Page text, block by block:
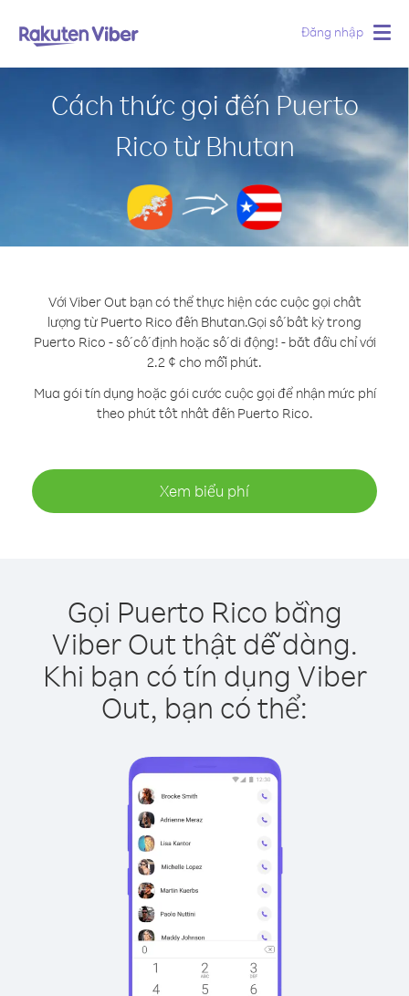
Đăng nhập
Cách thức gọi đến Puerto
Rico từ Bhutan
Với Viber Out bạn có thể thực hiện các cuộc gọi chất
lượng từ Puerto Rico đến Bhutan.Gọi số bất kỳ trong
Puerto Rico - số cố định hoặc số di động! - bắt đầu chỉ với
2.2 ¢ cho mỗi phút.
Mua gói tín dụng hoặc gói cước cuộc gọi để nhận mức phí
theo phút tốt nhất đến Puerto Rico.
Xem biểu phí
Gọi Puerto Rico bằng
Viber Out thật dễ dàng.
Khi bạn có tín dụng Viber
Out, bạn có thể: